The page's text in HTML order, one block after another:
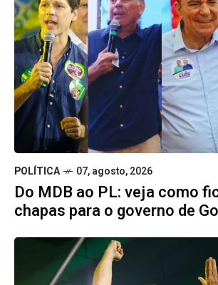
POLÍTICA 07, agosto, 2026
Do MDB ao PL: veja como
chapas para o governo de